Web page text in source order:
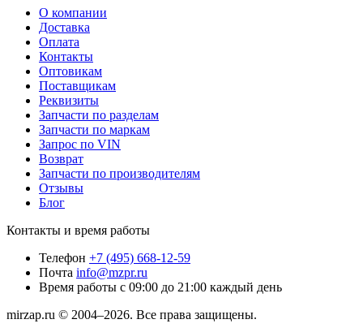
О компании
Доставка
Оплата
Контакты
Оптовикам
Поставщикам
Реквизиты
Запчасти по разделам
Запчасти по маркам
Запрос по VIN
Возврат
Запчасти по производителям
Отзывы
Блог
Контакты и время работы
Телефон +7 (495) 668-12-59
Почта info@mzpr.ru
Время работы с 09:00 до 21:00 каждый день
mirzap.ru © 2004–2026. Все права защищены.